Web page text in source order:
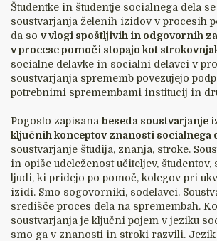
Študentke in študentje socialnega dela
soustvarjanja želenih izidov v procesih
da so v vlogi spoštljivih in odgovornih
v procese pomoči stopajo kot
socialne delavke in socialni delavci v
soustvarjanja sprememb povezujejo
potrebnimi spremembami institucij in
Pogosto zapisana beseda soustvarjanje
ključnih konceptov znanosti socialnega
soustvarjanje študija, znanja, stroke.
in opiše udeleženost učiteljev, študentov,
ljudi, ki pridejo po pomoč, kolegov pri
izidi. Smo sogovorniki, sodelavci.
središče proces dela na spremembah.
soustvarjanja je ključni pojem v jeziku
smo ga v znanosti in stroki razvili. Jezik